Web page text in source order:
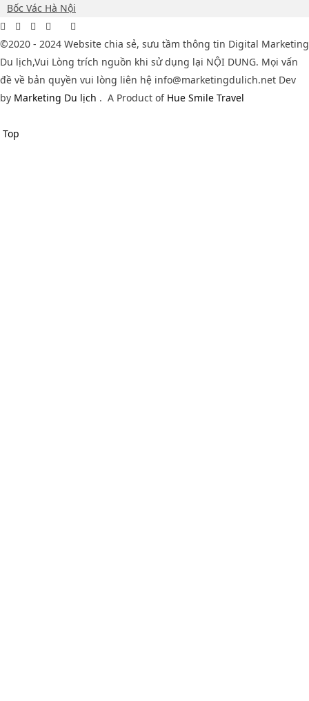
Bốc Vác Hà Nội
©2020 - 2024 Website chia sẻ, sưu tầm thông tin Digital Marketing
Du lịch,Vui Lòng trích nguồn khi sử dụng lại NỘI DUNG. Mọi vấn
đề về bản quyền vui lòng liên hệ info@marketingdulich.net Dev
by Marketing Du lịch . A Product of Hue Smile Travel
Top